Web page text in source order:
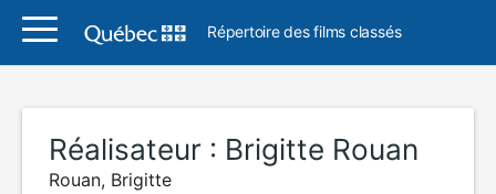
Répertoire des films classés
Réalisateur : Brigitte Rouan
Rouan, Brigitte